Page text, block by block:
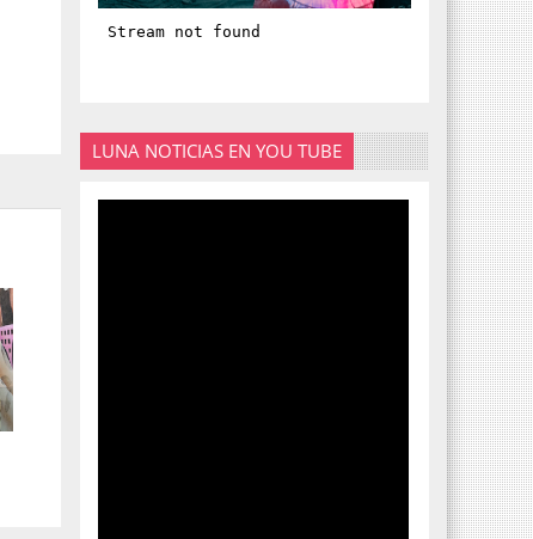
LUNA NOTICIAS EN YOU TUBE